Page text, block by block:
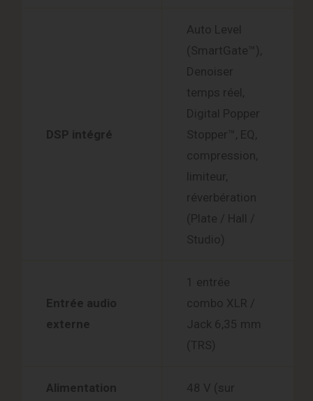
DSP intégré
Auto Level
(SmartGate™),
Denoiser
temps réel,
Digital Popper
Stopper™, EQ,
compression,
limiteur,
réverbération
(Plate / Hall /
Studio)
Entrée audio
externe
1 entrée
combo XLR /
Jack 6,35 mm
(TRS)
Alimentation
48 V (sur